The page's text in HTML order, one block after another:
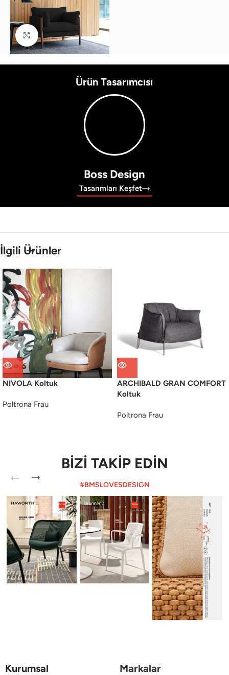
Büyütmek için tıklayın
Ürün Tasarımcısı
Boss Design
Tasarımları Keşfet
İlgili Ürünler
NIVOLA Koltuk
Poltrona Frau
ARCHIBALD GRAN COMFORT
Koltuk
Poltrona Frau
BİZİ TAKİP EDİN
#BMSLOVESDESIGN
Kurumsal Markalar